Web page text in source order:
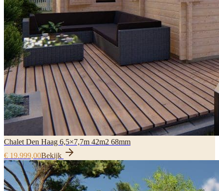
Chalet Den Haag 6,5×7,7m 42m2 68mm
€ 19.999,00Bekijk